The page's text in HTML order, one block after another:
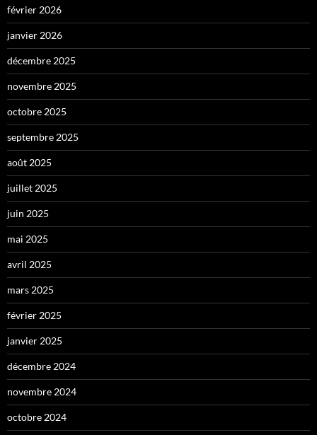
février 2026
janvier 2026
décembre 2025
novembre 2025
octobre 2025
septembre 2025
août 2025
juillet 2025
juin 2025
mai 2025
avril 2025
mars 2025
février 2025
janvier 2025
décembre 2024
novembre 2024
octobre 2024